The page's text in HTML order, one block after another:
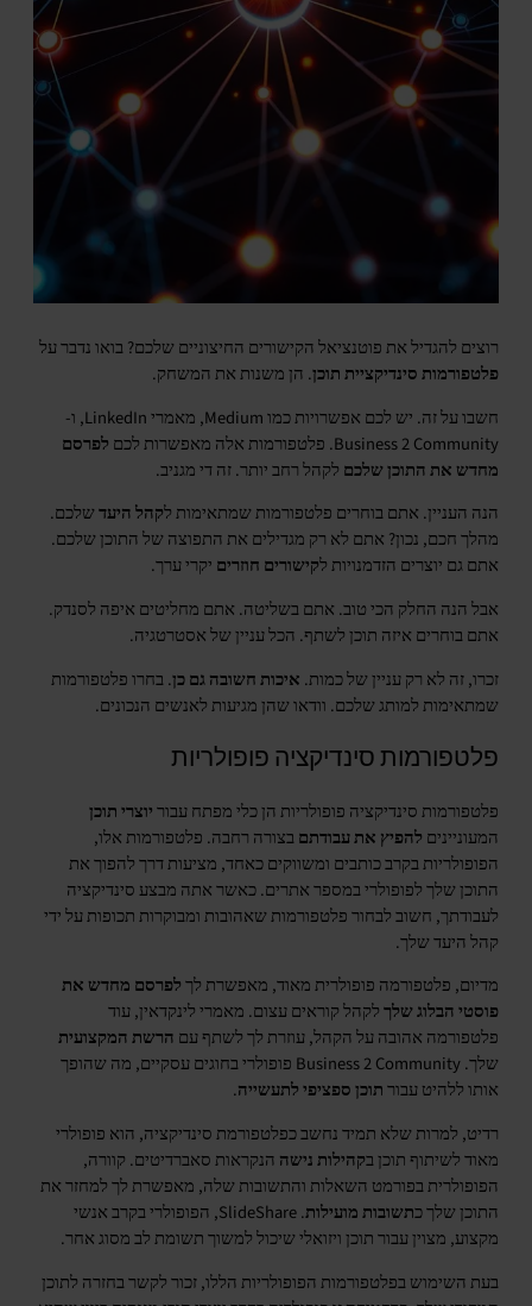
רוצים להגדיל את פוטנציאל הקישורים החיצוניים שלכם? בואו נדבר על
פלטפורמות סינדיקציית תוכן. הן משנות את המשחק.
חשבו על זה. יש לכם אפשרויות כמו Medium, מאמרי LinkedIn, ו-
Business 2 Community. פלטפורמות אלה מאפשרות לכם
לפרסם
מחדש את התוכן שלכם לקהל רחב יותר. זה די מגניב.
הנה העניין. אתם בוחרים פלטפורמות שמתאימות לקהל היעדשלכם.
מהלך חכם, נכון? אתם לא רק מגדילים את התפוצה של התוכן שלכם.
אתם גם יוצרים הזדמנויות לקישורים חוזרים יקרי ערך.
אבל הנה החלק הכי טוב. אתם בשליטה. אתם מחליטים איפה לסנדק.
אתם בוחרים איזה תוכן לשתף. הכל עניין של אסטרטגיה.
זכרו, זה לא רק עניין של כמות. איכות חשובה גם כן. בחרו פלטפורמות
שמתאימות למותג שלכם. וודאו שהן מגיעות לאנשים הנכונים.
פלטפורמות סינדיקציה פופולריות
פלטפורמות סינדיקציה פופולריות הן כלי מפתח עבוריוצרי תוכן
המעוניינים להפיץ את עבודתםבצורה רחבה. פלטפורמות אלו,
הפופולריות בקרב כותבים ומשווקים כאחד, מציעות דרך להפוך את
התוכן שלך לפופולרי במספר אתרים. כאשר אתה מבצע סינדיקציה
לעבודתך, חשוב לבחור פלטפורמות שאהובות ומבוקרות תכופות על ידי
קהל היעד שלך.
מדיום, פלטפורמה פופולרית מאוד, מאפשרת לךלפרסם מחדש את
פוסטי הבלוג שלךלקהל קוראים עצום. מאמרי לינקדאין, עוד
פלטפורמה אהובה על הקהל, עוזרת לך לשתף עם הרשת המקצועית
שלך. Business 2 Community פופולרי בחוגים עסקיים, מה שהופך
אותו ללהיט עבורתוכן ספציפי לתעשייה.
רדיט, למרות שלא תמיד נחשב כפלטפורמת סינדיקציה, הוא פופולרי
מאוד לשיתוף תוכן בקהילות נישה הנקראות סאברדיטים. קוורה,
הפופולרית בפורמט השאלות והתשובות שלה, מאפשרת לך למחזר את
התוכן שלך כתשובות מועילות
. SlideShare, הפופולרי בקרב אנשי
מקצוע, מצוין עבור תוכן ויזואלי שיכול למשוך תשומת לב מסוג אחר.
בעת השימוש בפלטפורמות הפופולריות הללו, זכור לקשר בחזרה לתוכן